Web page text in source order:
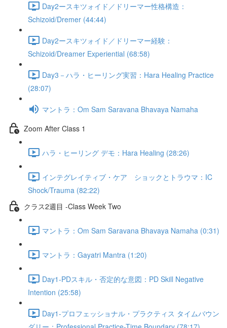
Day2ースキツォイド／ドリーマー性格構造：
Schizoid/Dremer (44:44)
Day2ースキツォイド／ドリーマー経験：
Schizoid/Dreamer Experiential (68:58)
Day3－ハラ・ヒーリング実習：Hara Healing Practice
(28:07)
マントラ：Om Sam Saravana Bhavaya Namaha
Zoom After Class 1
ハラ・ヒーリング デモ：Hara Healing (28:26)
インテグレイティブ・ケア ショックとトラウマ：IC
Shock/Trauma (82:22)
クラス2週目 -Class Week Two
マントラ：Om Sam Saravana Bhavaya Namaha (0:31)
マントラ：Gayatri Mantra (1:20)
Day1-PDスキル・否定的な意図：PD Skill Negative
Intention (25:58)
Day1-プロフェッショナル・プラクティス タイムバウン